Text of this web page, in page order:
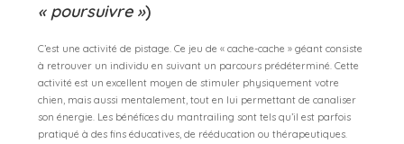
« poursuivre »)
C’est une activité de pistage. Ce jeu de « cache-cache » géant consiste
à retrouver un individu en suivant un parcours prédéterminé. Cette
activité est un excellent moyen de stimuler physiquement votre
chien, mais aussi mentalement, tout en lui permettant de canaliser
son énergie. Les bénéfices du mantrailing sont tels qu’il est parfois
pratiqué à des fins éducatives, de rééducation ou thérapeutiques.